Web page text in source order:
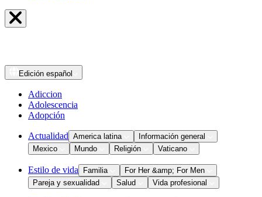
Edición español
Adiccion
Adolescencia
Adopción
Actualidad America latina
Información general
Mexico
Mundo Religión Vaticano
Estilo de vida Familia
For Her &amp; For Men
Pareja y sexualidad
Salud Vida profesional